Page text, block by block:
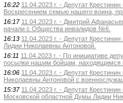
16:22 11.04.2023 г. - Депутат
Воскресением семью нашего воина,
16:17 11.04.2023 г. - Дмитрий
начали с Общества инвалидов №6.
16:13 11.04.2023 г. - Депутат
Лидии Николаевны Антоновой.
16:11 11.04.2023 г. - По инициативе
посылки нашим бойцам, находящимся
16:06 11.04.2023 г. - Депутат
Николаевны Антоновой с
15:37 11.04.2023 г. - Депутат
Московской областной Думы Лидии